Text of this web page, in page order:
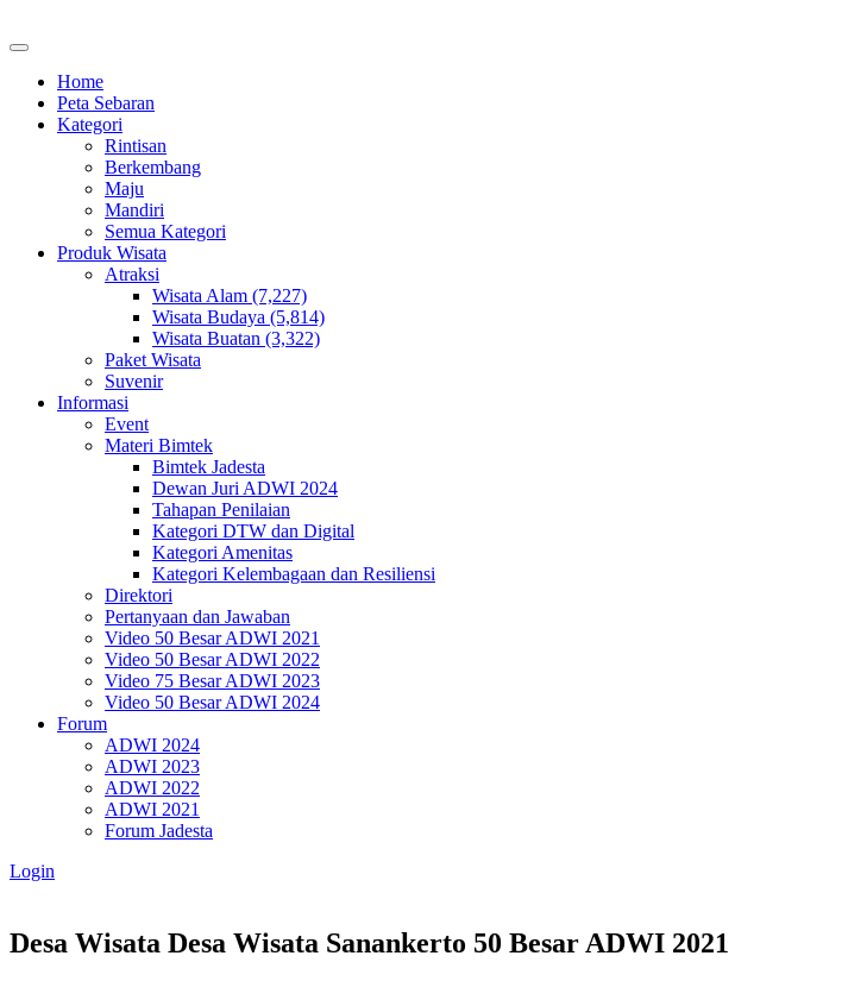
Home
Peta Sebaran
Kategori
Rintisan
Berkembang
Maju
Mandiri
Semua Kategori
Produk Wisata
Atraksi
Wisata Alam (7,227)
Wisata Budaya (5,814)
Wisata Buatan (3,322)
Paket Wisata
Suvenir
Informasi
Event
Materi Bimtek
Bimtek Jadesta
Dewan Juri ADWI 2024
Tahapan Penilaian
Kategori DTW dan Digital
Kategori Amenitas
Kategori Kelembagaan dan Resiliensi
Direktori
Pertanyaan dan Jawaban
Video 50 Besar ADWI 2021
Video 50 Besar ADWI 2022
Video 75 Besar ADWI 2023
Video 50 Besar ADWI 2024
Forum
ADWI 2024
ADWI 2023
ADWI 2022
ADWI 2021
Forum Jadesta
Login
Desa Wisata Desa Wisata Sanankerto 50 Besar ADWI 2021